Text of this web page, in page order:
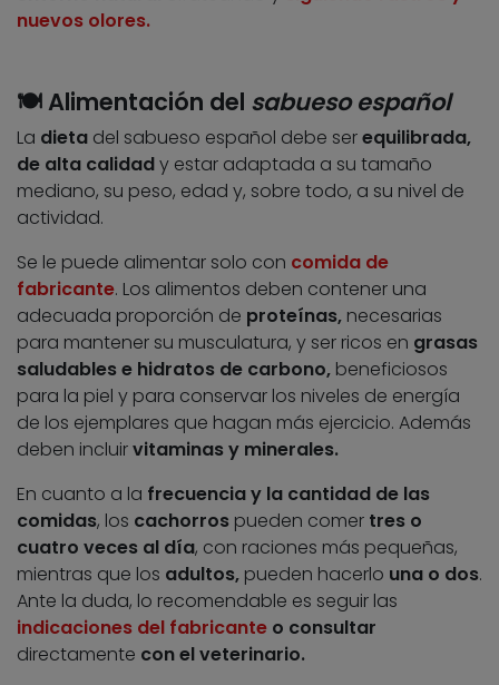
nuevos olores.
🍽️Alimentación del sabueso español
La dieta del sabueso español debe serequilibrada,
de alta calidady estar adaptada a su tamaño
mediano, su peso, edad y, sobre todo, a su nivel de
actividad.
Se le puede alimentar solo con comida de
fabricante. Los alimentos deben contener una
adecuada proporción de proteínas, necesarias
para mantener su musculatura, y ser ricos en grasas
saludables e hidratos de carbono, beneficiosos
para la piel y para conservar los niveles de energía
de los ejemplares que hagan más ejercicio. Además
deben incluirvitaminas y minerales.
En cuanto a la frecuencia y la cantidad de las
comidas, los cachorros pueden comer tres o
cuatro veces al día, con raciones más pequeñas,
mientras que los adultos, pueden hacerlo una o dos.
Ante la duda, lo recomendable es seguir las
indicaciones del fabricante o consultar
directamente con el veterinario.